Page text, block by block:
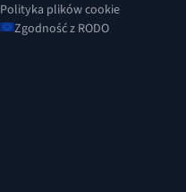
Polityka plików cookie
Zgodność z RODO